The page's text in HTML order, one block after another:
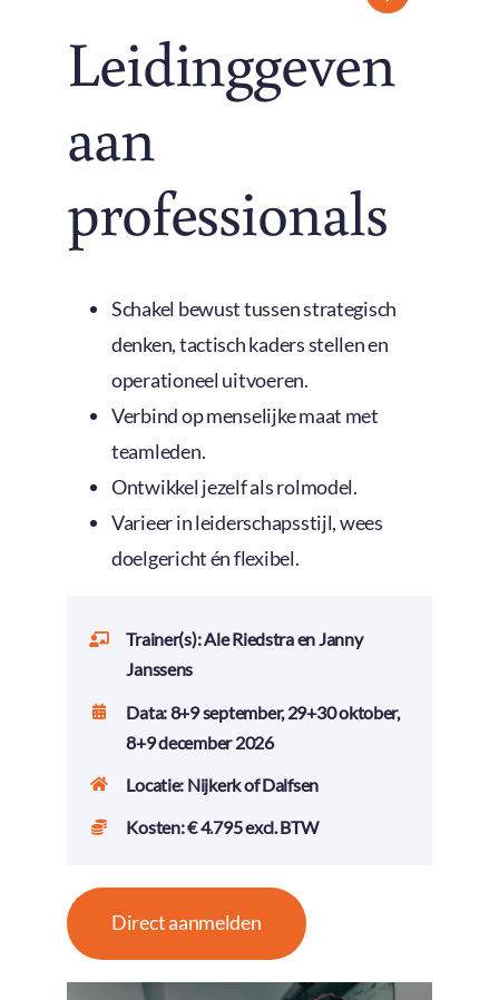
Leidinggeven
aan
professionals
Schakel bewust tussen strategisch
denken, tactisch kaders stellen en
operationeel uitvoeren.
Verbind op menselijke maat met
teamleden.
Ontwikkel jezelf als rolmodel.
Varieer in leiderschapsstijl, wees
doelgericht én flexibel.
Trainer(s): Ale Riedstra en Janny
Janssens
Data: 8+9 september, 29+30 oktober,
8+9 december 2026
Locatie: Nijkerk of Dalfsen
Kosten: € 4.795 excl. BTW
Direct aanmelden